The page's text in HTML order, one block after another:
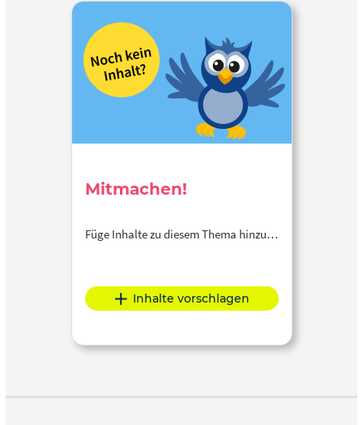
Mitmachen!
Füge Inhalte zu diesem Thema hinzu…
Inhalte vorschlagen